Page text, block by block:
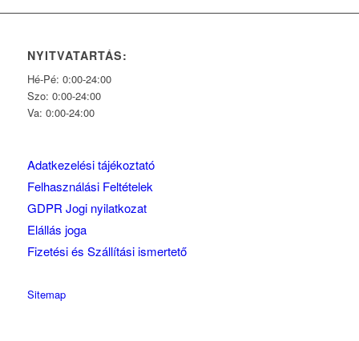
NYITVATARTÁS:
Hé-Pé: 0:00-24:00
Szo: 0:00-24:00
Va: 0:00-24:00
Adatkezelési tájékoztató
Felhasználási Feltételek
GDPR Jogi nyilatkozat
Elállás joga
Fizetési és Szállítási ismertető
Sitemap